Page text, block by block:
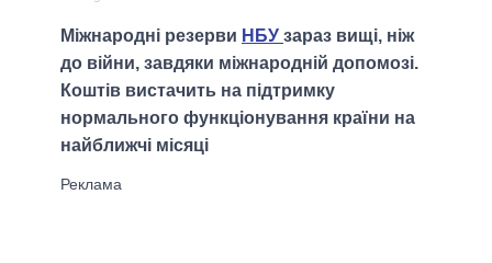
Міжнародні резерви НБУ зараз вищі, ніж
до війни, завдяки міжнародній допомозі.
Коштів вистачить на підтримку
нормального функціонування країни на
найближчі місяці